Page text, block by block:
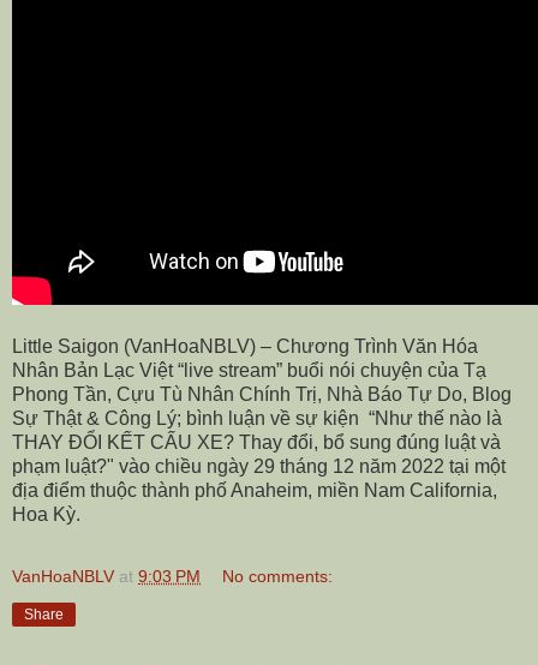
Little Saigon (VanHoaNBLV) – Chương Trình Văn Hóa
Nhân Bản Lạc Việt “live stream” buổi nói chuyện của Tạ
Phong Tần, Cựu Tù Nhân Chính Trị, Nhà Báo Tự Do, Blog
Sự Thật & Công Lý; bình luận về sự kiện “Như thế nào là
THAY ĐỔI KẾT CẤU XE? Thay đổi, bổ sung đúng luật và
phạm luật?" vào chiều ngày 29 tháng 12 năm 2022 tại một
địa điểm thuộc thành phố Anaheim, miền Nam California,
Hoa Kỳ.
VanHoaNBLV at 9:03 PM No comments:
Share